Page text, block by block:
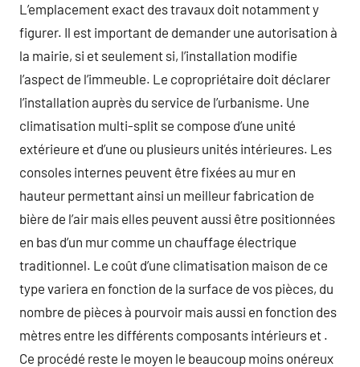
L’emplacement exact des travaux doit notamment y
figurer. Il est important de demander une autorisation à
la mairie, si et seulement si, l’installation modifie
l’aspect de l’immeuble. Le copropriétaire doit déclarer
l’installation auprès du service de l’urbanisme. Une
climatisation multi-split se compose d’une unité
extérieure et d’une ou plusieurs unités intérieures. Les
consoles internes peuvent être fixées au mur en
hauteur permettant ainsi un meilleur fabrication de
bière de l’air mais elles peuvent aussi être positionnées
en bas d’un mur comme un chauffage électrique
traditionnel. Le coût d’une climatisation maison de ce
type variera en fonction de la surface de vos pièces, du
nombre de pièces à pourvoir mais aussi en fonction des
mètres entre les différents composants intérieurs et .
Ce procédé reste le moyen le beaucoup moins onéreux